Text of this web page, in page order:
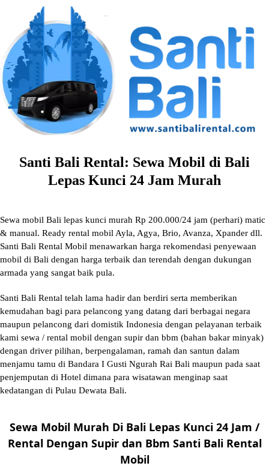
content
Santi Bali Rental: Sewa Mobil di Bali
Lepas Kunci 24 Jam Murah
Sewa mobil Bali lepas kunci murah Rp 200.000/24 jam (perhari) matic
& manual. Ready rental mobil Ayla, Agya, Brio, Avanza, Xpander dll.
Santi Bali Rental Mobil menawarkan harga rekomendasi penyewaan
mobil di Bali dengan harga terbaik dan terendah dengan dukungan
armada yang sangat baik pula.
Santi Bali Rental telah lama hadir dan berdiri serta memberikan
kemudahan bagi para pelancong yang datang dari berbagai negara
maupun pelancong dari domistik Indonesia dengan pelayanan terbaik
kami sewa / rental mobil dengan supir dan bbm (bahan bakar minyak)
dengan driver pilihan, berpengalaman, ramah dan santun dalam
menjamu tamu di Bandara I Gusti Ngurah Rai Bali maupun pada saat
penjemputan di Hotel dimana para wisatawan menginap saat
kedatangan di Pulau Dewata Bali.
Sewa Mobil Murah Di Bali Lepas Kunci 24 Jam /
Rental Dengan Supir dan Bbm Santi Bali Rental
Mobil